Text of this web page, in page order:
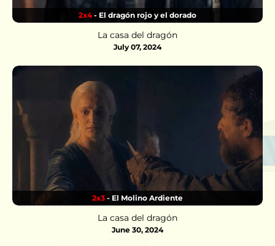
2x4- El dragón rojo y el dorado
La casa del dragón
July 07, 2024
2x3 - El Molino Ardiente
La casa del dragón
June 30, 2024